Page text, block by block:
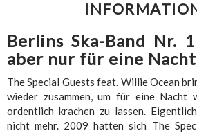
Berlins Ska-Band Nr.
aber nur für eine Nacht
The Special Guests feat. Willie Ocean
wieder zusammen, um für eine
ordentlich krachen zu lassen.
nicht mehr. 2009 hatten sich The